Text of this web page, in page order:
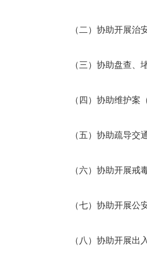
（二）协助开展治安
（三）协助盘查、堵
（四）协助维护案（
（五）协助疏导交通
（六）协助开展戒毒
（七）协助开展公安
（八）协助开展出入